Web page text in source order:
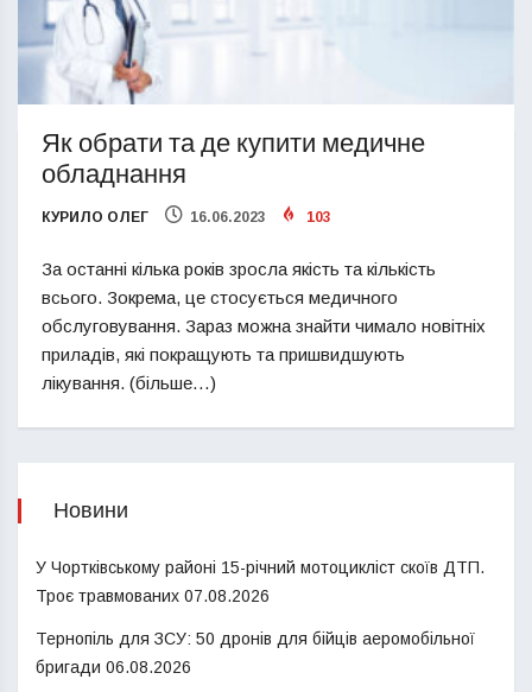
Як обрати та де купити медичне
обладнання
КУРИЛО ОЛЕГ 16.06.2023 103
За останні кілька років зросла якість та кількість
всього. Зокрема, це стосується медичного
обслуговування. Зараз можна знайти чимало новітніх
приладів, які покращують та пришвидшують
лікування. (більше…)
Новини
У Чортківському районі 15-річний мотоцикліст скоїв ДТП.
Троє травмованих 07.08.2026
Тернопіль для ЗСУ: 50 дронів для бійців аеромобільної
бригади 06.08.2026